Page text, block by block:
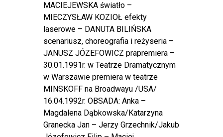
MACIEJEWSKA światło –
MIECZYSŁAW KOZIOŁ efekty
laserowe – DANUTA BILIŃSKA
scenariusz, choreografia i reżyseria –
JANUSZ JÓZEFOWICZ prapremiera –
30.01.1991r. w Teatrze Dramatycznym
w Warszawie premiera w teatrze
MINSKOFF na Broadwayu /USA/
16.04.1992r. OBSADA: Anka –
Magdalena Dąbkowska/Katarzyna
Granecka Jan – Jerzy Grzechnik/Jakub